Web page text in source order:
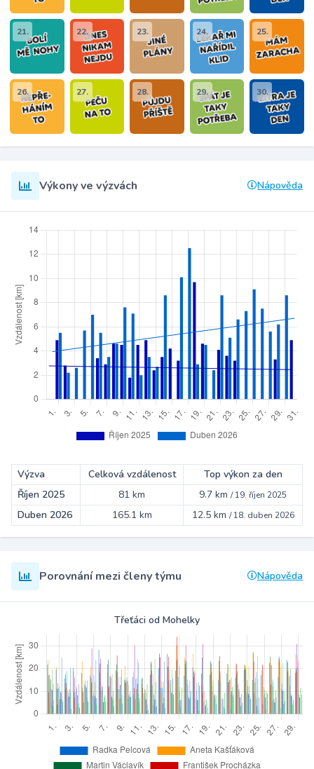
21. 22. 23. 24. 25.
26. 27. 28. 29. 30.
Výkony ve výzvách Nápověda
Výzva Celková vzdálenost
Top výkon za den
Říjen 2025
81 km 9.7 km /19. říjen 2025
Duben 2026 165.1 km 12.5 km /18. duben 2026
Porovnání mezi členy týmu Nápověda
Třeťáci od Mohelky